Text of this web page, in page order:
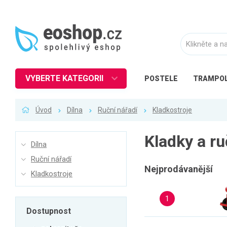
POSTELE
VYBERTE KATEGORII
Koupelna
Úvod Dílna Ruční nářadí Kladkostroje
Dílna
Ruční nářadí
Kladkostroje
Dostupnost
Kladky a
Nejprodávanější
1